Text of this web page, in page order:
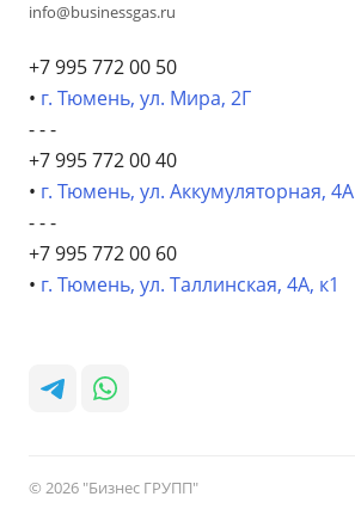
info@businessgas.ru
+7 995 772 00 50
• г. Тюмень, ул. Мира, 2Г
- - -
+7 995 772 00 40
• г. Тюмень, ул. Аккумуляторная, 4А
- - -
+7 995 772 00 60
• г. Тюмень, ул. Таллинская, 4А, к1
© 2026 "Бизнес ГРУПП"